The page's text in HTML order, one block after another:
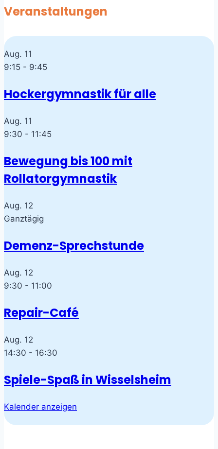
Veranstaltungen
Aug. 11
9:15 - 9:45
Hockergymnastik für alle
Aug. 11
9:30 - 11:45
Bewegung bis 100 mit
Rollatorgymnastik
Aug. 12
Ganztägig
Demenz-Sprechstunde
Aug. 12
9:30 - 11:00
Repair-Café
Aug. 12
14:30 - 16:30
Spiele-Spaß in Wisselsheim
Kalender anzeigen